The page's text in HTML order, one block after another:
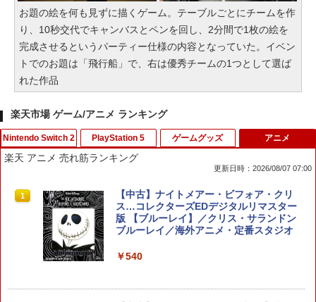
お題の絵を何も見ずに描くゲーム。テーブルごとにチームを作
り、10秒交代でキャンバスとペンを回し、2分間で1枚の絵を
完成させるというパーティー仕様の内容となっていた。イベン
トでのお題は「飛行船」で、右は優秀チームの1つとして選ば
れた作品
楽天市場 ゲーム/アニメ ランキング
Nintendo Switch 2
1
【特典】メタファー：リファンタジオ
(【先着購入封入特典】アーキタイプ経験
値アイテムセット、旅の仕送りセット)
PlayStation 5
1 グランツーリスモ7 PS5版
￥3,779
ゲームグッズ アニメ
楽天 アニメ 売れ筋ランキング
更新日時：2026/08/07 07:00
1
【中古】ナイトメアー・ビフォア・クリ
ス…コレクターズEDデジタルリマスター
版 【ブルーレイ】／クリス・サランドン
ブルーレイ／海外アニメ・定番スタジオ
￥540